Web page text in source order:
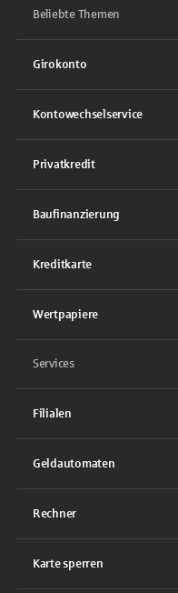
Beliebte Themen
Girokonto
Kontowechselservice
Privatkredit
Baufinanzierung
Kreditkarte
Wertpapiere
Services
Filialen
Geldautomaten
Rechner
Karte sperren